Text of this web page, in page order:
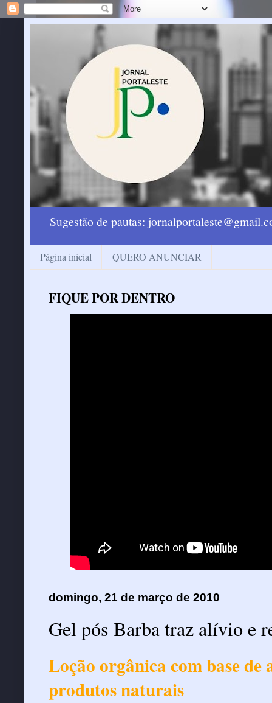
Sugestão de pautas:
Página inicial QUERO ANUNCIAR
FIQUE POR DENTRO
domingo, 21 de março de 2010
Gel pós Barba traz alívio e
Loção orgânica com base de
produtos naturais